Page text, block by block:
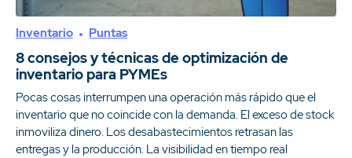
Inventario Puntas
8 consejos y técnicas de optimización de
inventario para PYMEs
Pocas cosas interrumpen una operación más rápido que el
inventario que no coincide con la demanda. El exceso de stock
inmoviliza dinero. Los desabastecimientos retrasan las
entregas y la producción. La visibilidad en tiempo real